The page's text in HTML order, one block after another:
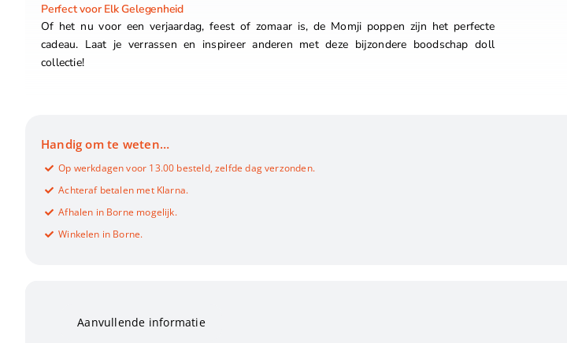
Perfect voor Elk Gelegenheid
Of het nu voor een verjaardag, feest of zomaar is, de Momji poppen zijn het perfecte
cadeau. Laat je verrassen en inspireer anderen met deze bijzondere boodschap doll
collectie!
Handig om te weten…
Op werkdagen voor 13.00 besteld, zelfde dag verzonden.
Achteraf betalen met Klarna.
Afhalen in Borne mogelijk.
Winkelen in Borne.
Aanvullende informatie